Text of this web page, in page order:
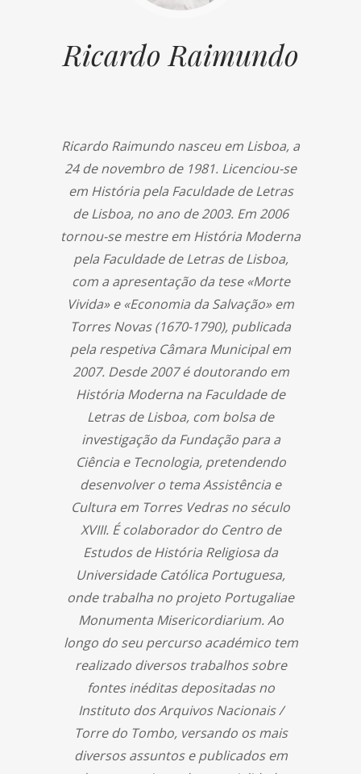
Ricardo Raimundo
Ricardo Raimundo nasceu em Lisboa, a
24 de novembro de 1981. Licenciou-se
em História pela Faculdade de Letras
de Lisboa, no ano de 2003. Em 2006
tornou-se mestre em História Moderna
pela Faculdade de Letras de Lisboa,
com a apresentação da tese «Morte
Vivida» e «Economia da Salvação» em
Torres Novas (1670-1790), publicada
pela respetiva Câmara Municipal em
2007. Desde 2007 é doutorando em
História Moderna na Faculdade de
Letras de Lisboa, com bolsa de
investigação da Fundação para a
Ciência e Tecnologia, pretendendo
desenvolver o tema Assistência e
Cultura em Torres Vedras no século
XVIII. É colaborador do Centro de
Estudos de História Religiosa da
Universidade Católica Portuguesa,
onde trabalha no projeto Portugaliae
Monumenta Misericordiarium. Ao
longo do seu percurso académico tem
realizado diversos trabalhos sobre
fontes inéditas depositadas no
Instituto dos Arquivos Nacionais /
Torre do Tombo, versando os mais
diversos assuntos e publicados em